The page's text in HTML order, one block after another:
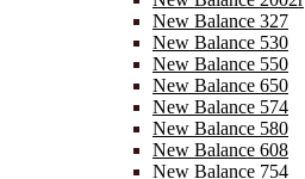
New Balance 327
New Balance 530
New Balance 550
New Balance 650
New Balance 574
New Balance 580
New Balance 608
New Balance 754